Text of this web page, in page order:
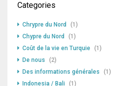
Categories
Chrypre du Nord
(1)
Chypre du Nord
(1)
Coût de la vie en Turquie (1)
De nous
(2)
Des informations générales
(1)
Indonesia / Bali
(1)